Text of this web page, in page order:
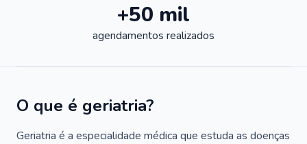
+50 mil
agendamentos realizados
O que é geriatria?
Geriatria é a especialidade médica que estuda as doenças